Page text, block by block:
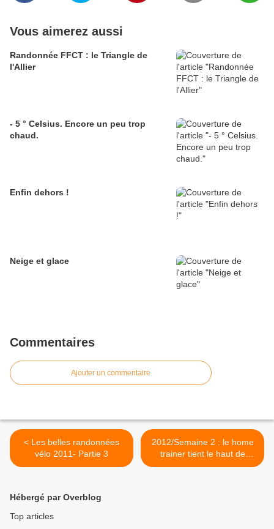
Vous aimerez aussi
Randonnée FFCT : le Triangle de
l'Allier
- 5 ° Celsius. Encore un peu trop
chaud.
Enfin dehors !
Neige et glace
Commentaires
Ajouter un commentaire
< Les belles randonnées
vélo 2011- Partie 3
2012/Semaine 2 : le home
trainer tient le haut de
l'affiche >
Hébergé par Overblog
Top articles